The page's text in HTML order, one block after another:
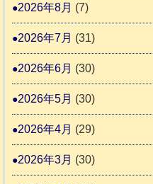
2026年8月 (7)
2026年7月 (31)
2026年6月 (30)
2026年5月 (30)
2026年4月 (29)
2026年3月 (30)